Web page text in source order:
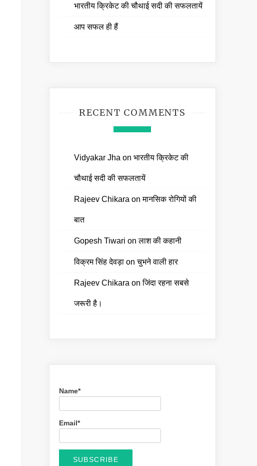
भारतीय क्रिकेट की चौथाई सदी की सफलतायें
आप सफल ही हैं
RECENT COMMENTS
Vidyakar Jha on भारतीय क्रिकेट की
चौथाई सदी की सफलतायें
Rajeev Chikara onमानसिक रोगियों की
बात
Gopesh Tiwari onलाश की कहानी
विक्रम सिंह देवड़ाonचुभने वाली हार
Rajeev Chikara onजिंदा रहना सबसे
जरूरी है।
Name*
Email*